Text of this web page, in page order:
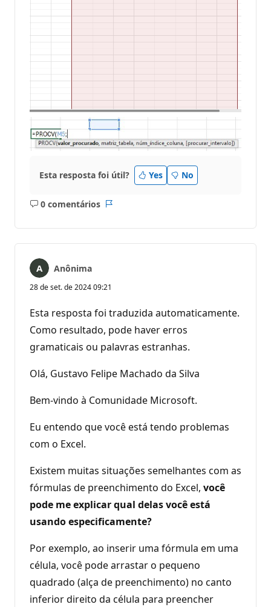
Esta resposta foi útil? Yes No
0 comentários
Sem
Anônima
28 de set. de 2024 09:21
Esta resposta foi traduzida automaticamente.
Como resultado, pode haver erros
gramaticais ou palavras estranhas.
Olá, Gustavo Felipe Machado da Silva
Bem-vindo à Comunidade Microsoft.
Eu entendo que você está tendo problemas
com o Excel.
Existem muitas situações semelhantes com as
fórmulas de preenchimento do Excel, você
pode me explicar qual delas você está
usando especificamente?
Por exemplo, ao inserir uma fórmula em uma
célula, você pode arrastar o pequeno
quadrado (alça de preenchimento) no canto
inferior direito da célula para preencher